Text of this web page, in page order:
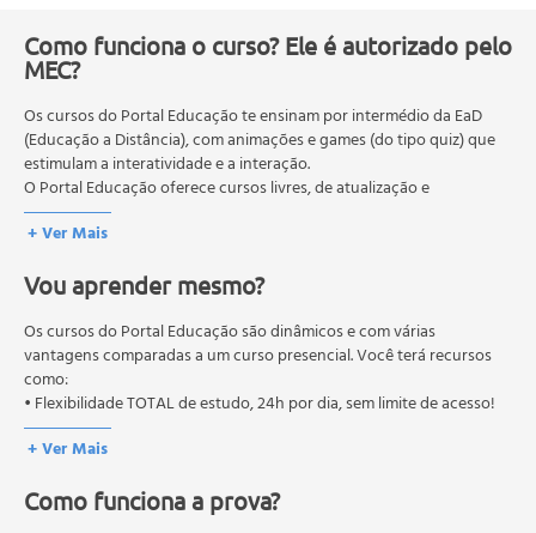
Planejamento Estratégico para a Excelência em Gestão
de Projetos
O Perfil das Equipes que Trabalham na Gestão de
Projetos
Principais Tipos de Projetos Baseados no Produto do
Projeto
Definição de Projetos Públicos e Privados e seus
Objetivos
Modelo da Pesquisa Científica
Modelo de Consultoria
Exemplos de Projetos
Pesquisa Aplicada
Avaliação de Resultados
Avaliação Formativa
Pesquisa - Diagnóstica
Como funciona o curso? Ele é autorizado pelo
MEC?
Os cursos do Portal Educação te ensinam por intermédio da EaD
(Educação a Distância), com animações e games (do tipo quiz) que
estimulam a interatividade e a interação.
O Portal Educação oferece cursos livres, de atualização e
qualificação profissional. São destinados a proporcionar ao
profissional conhecimentos que permitam o desenvolvimento de
O MEC (Ministério da Educação), trata da política nacional de
educação em geral, mas autoriza apenas cursos de graduação e
pós-graduação. Os cursos técnicos e profissionalizantes são
autorizados pelas Secretarias Estaduais de Educação.
+ Ver Mais
Vou aprender mesmo?
Os cursos do Portal Educação são dinâmicos e com várias
vantagens comparadas a um curso presencial. Você terá recursos
como:
• Flexibilidade TOTAL de estudo, 24h por dia, sem limite de acesso!
+ Ver Mais
Como funciona a prova?